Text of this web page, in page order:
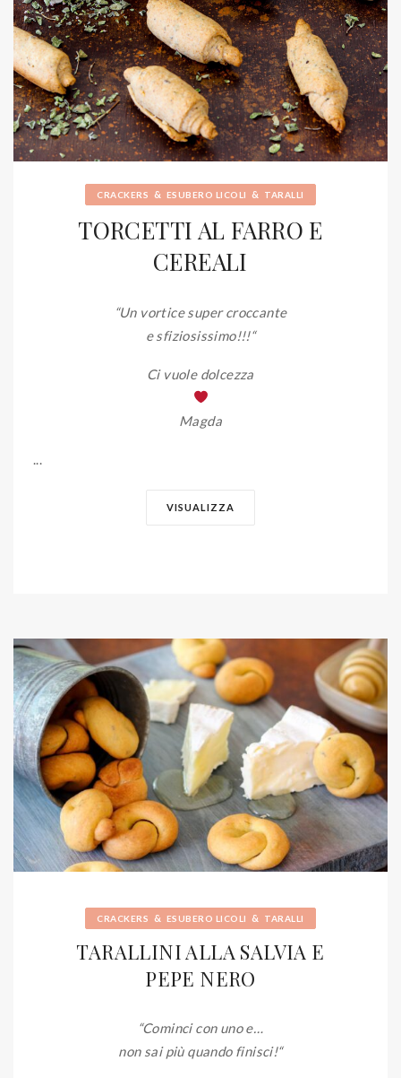
CRACKERS & ESUBERO LICOLI & TARALLI
TORCETTI AL FARRO E
CEREALI
“Un vortice super croccante
e sfiziosissimo!!!“
Ci vuole dolcezza
Magda
...
VISUALIZZA
CRACKERS & ESUBERO LICOLI & TARALLI
TARALLINI ALLA SALVIA E
PEPE NERO
“Cominci con uno e…
non sai più quando finisci!“